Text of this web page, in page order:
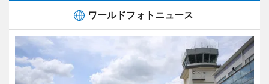
ワールドフォトニュース